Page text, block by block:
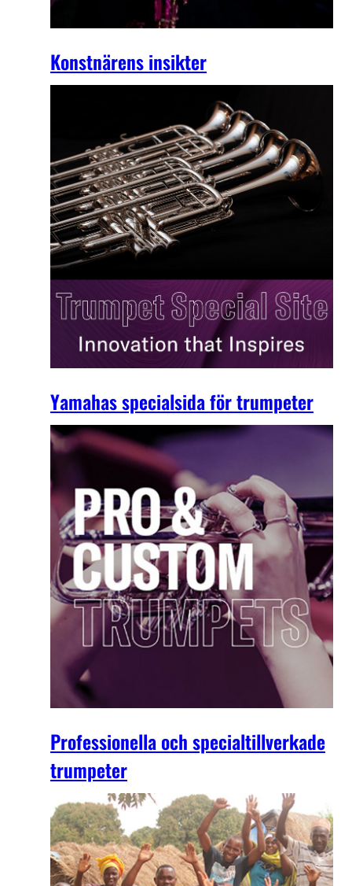
Konstnärens insikter
Yamahas specialsida för trumpeter
Professionella och specialtillverkade
trumpeter